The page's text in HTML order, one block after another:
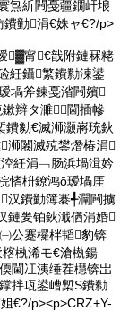
炰紤闁戞疆鐗屽埌
鐨勭涓€姝ャ€?/p>
▓甯€戠附鏈冧粩
紝鑷繁鐨勬湅鍙
堝斧鍊戞渻闁嬪
辫タ濉閫插幓
鐨勨€滅浉灏嶈珫鈥
浉闂滅殑鐢熸椿涓
紝涓﹁肠浜堝湒妗
愭枡鐐鸿ō瑷堝厓
汉鐨勭簿褰╃灛闁擄
鏈夎铂鈥濈偤涓婚
公蹇欏柈韬豹锛
槸浠モ€滄槸鍚
閫冮洟缍茬櫘锛岀
拌瓨鍙嶆槧S鐨勬
€?/p><p>CRZ+Y-